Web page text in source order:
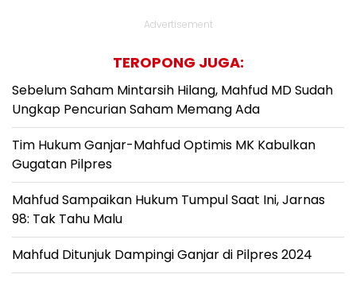
Advertisement
TEROPONG JUGA:
Sebelum Saham Mintarsih Hilang, Mahfud MD Sudah
Ungkap Pencurian Saham Memang Ada
Tim Hukum Ganjar-Mahfud Optimis MK Kabulkan
Gugatan Pilpres
Mahfud Sampaikan Hukum Tumpul Saat Ini, Jarnas
98: Tak Tahu Malu
Mahfud Ditunjuk Dampingi Ganjar di Pilpres 2024